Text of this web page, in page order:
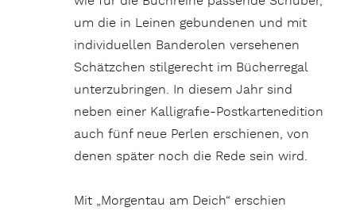
um die in Leinen gebundenen und mit
individuellen Banderolen versehenen
Schätzchen stilgerecht im Bücherregal
unterzubringen. In diesem Jahr sind
neben einer Kalligrafie-Postkartenedition
auch fünf neue Perlen erschienen, von
denen später noch die Rede sein wird.
Mit „Morgentau am Deich“ erschien